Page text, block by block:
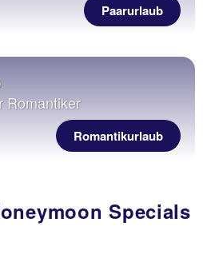
Paarurlaub
Romantiker
Romantikurlaub
Specials